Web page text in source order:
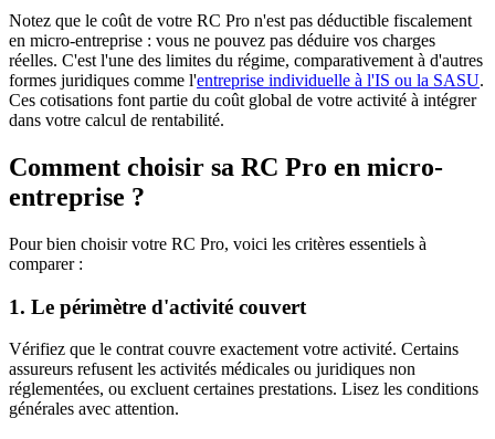
Notez que le coût de votre RC Pro n'est pas déductible fiscalement
en micro-entreprise : vous ne pouvez pas déduire vos charges
réelles. C'est l'une des limites du régime, comparativement à d'autres
formes juridiques comme l'entreprise individuelle à l'IS ou la SASU.
Ces cotisations font partie du coût global de votre activité à intégrer
dans votre calcul de rentabilité.
Comment choisir sa RC Pro en micro-
entreprise ?
Pour bien choisir votre RC Pro, voici les critères essentiels à
comparer :
1. Le périmètre d'activité couvert
Vérifiez que le contrat couvre exactement votre activité. Certains
assureurs refusent les activités médicales ou juridiques non
réglementées, ou excluent certaines prestations. Lisez les conditions
générales avec attention.